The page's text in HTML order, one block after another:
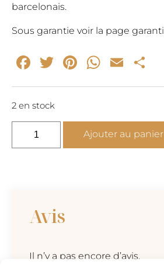
barcelonais.
Sous garantie voir la page
Facebook
Twitter
Pinterest
2 en stock
Ajouter au panier
Avis
Il n’y a pas encore d’avis.